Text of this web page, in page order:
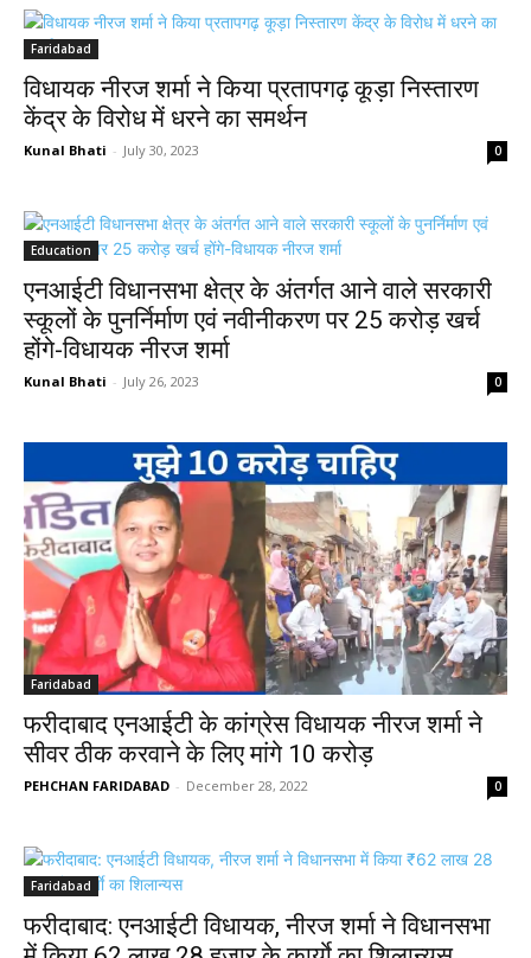
Faridabad
विधायक नीरज शर्मा ने किया प्रतापगढ़ कूड़ा निस्तारण
केंद्र के विरोध में धरने का समर्थन
Kunal Bhati - July 30, 2023 0
Education
एनआईटी विधानसभा क्षेत्र के अंतर्गत आने वाले सरकारी
स्कूलों के पुनर्निर्माण एवं नवीनीकरण पर 25 करोड़ खर्च
होंगे-विधायक नीरज शर्मा
Kunal Bhati - July 26, 2023 0
Faridabad
फरीदाबाद एनआईटी के कांग्रेस विधायक नीरज शर्मा ने
सीवर ठीक करवाने के लिए मांगे 10 करोड़
PEHCHAN FARIDABAD - December 28, 2022 0
Faridabad
फरीदाबाद: एनआईटी विधायक, नीरज शर्मा ने विधानसभा